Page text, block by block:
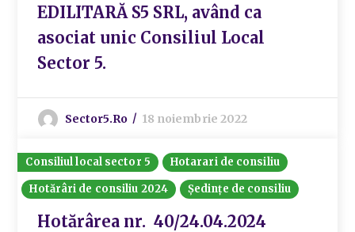
EDILITARĂ S5 SRL, având ca
asociat unic Consiliul Local
Sector 5.
Sector5.ro 18 noiembrie 2022
Consiliul local sector 5
Hotarari de consiliu
Hotărâri de consiliu 2024
Ședințe de consiliu
Hotărârea nr. 40/24.04.2024